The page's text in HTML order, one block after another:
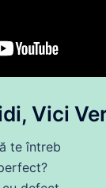
Vici
te întreb
?